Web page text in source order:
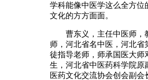
学科能像中医学这么全方位
文化的方方面面。
曹东义，主任中医师，
师，河北省名中医，河北省
徒指导老师，师承国医大师
生，河北省中医药科学院原
医药文化交流协会创会副会